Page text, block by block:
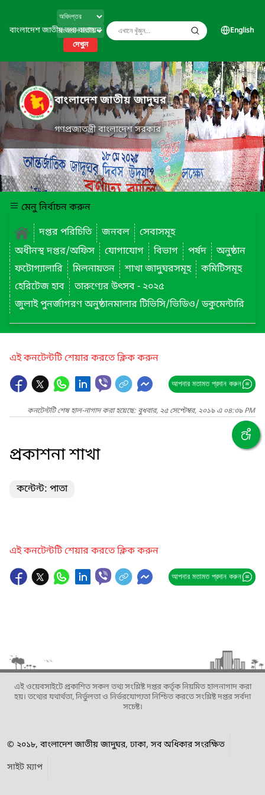
বাংলাদেশ জাতীয় তথ্য বাতায়ন
দেখুন
English
বাংলাদেশ জাতীয় জাদুঘর
গণপ্রজাতন্ত্রী বাংলাদেশ সরকার
মেনু নির্বাচন করুন
দপ্তর পরিচিতি
জনবল
সেবাসমূহ
অধীনস্থ দপ্তর/অফিস
যোগাযোগ বিভাগ পর্ষদ
অনুষ্ঠান
ফটোগ্যালারি
মিলনায়তন শাখা জাদুঘরসমূহ
কমিটিসমূহ
হেরিটেজ হাব
তারুণ্যের উৎসব - ২০২৫
জুলাই পুনর্জাগরণ অনুষ্ঠানমালার টিভিসি/ভিডিও/ ডকুমেন্টারি
এই কনটেন্টটি শেয়ার করতে ক্লিক করুন
আপনার মতামত প্রদান করুন
কনটেন্টটি শেষ হাল-নাগাদ করা হয়েছে: বুধবার, ২৫ সেপ্টেম্বর, ২০১৯ এ ০৪:৩৯ PM
প্রকাশনা শাখা
কন্টেন্ট: পাতা
এই কনটেন্টটি শেয়ার করতে ক্লিক করুন
আপনার মতামত প্রদান করুন
এই ওয়েবসাইটে প্রকাশিত সকল তথ্য সংশ্লিষ্ট দপ্তর কর্তৃক নিয়মিত হালনাগাদ করা
হয়। তথ্যের যথার্থতা, নির্ভুলতা ও নির্ভরযোগ্যতা নিশ্চিত করতে সংশ্লিষ্ট দপ্তর সর্বদা
সচেষ্ট।
© ২০১৮, বাংলাদেশ জাতীয় জাদুঘর, ঢাকা, সব অধিকার সংরক্ষিত
সাইট ম্যাপ